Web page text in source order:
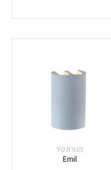
מנורת קיר
Emil